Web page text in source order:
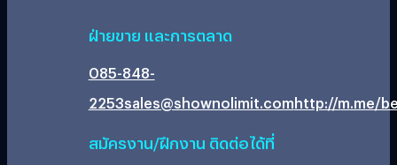
ฝ่ายขาย และการตลาด
085-848-
2253sales@shownolimit.comhttp://m.me/
สมัครงาน/ฝึกงาน ติดต่อได้ที่